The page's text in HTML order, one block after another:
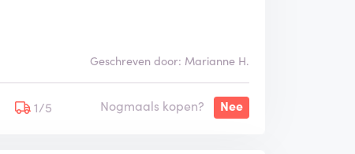
Geschreven door: Marianne H.
1/5 Nogmaals kopen? Nee